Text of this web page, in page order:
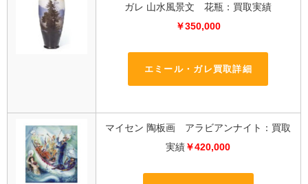
ガレ 山水風景文 花瓶：買取実績
￥350,000
エミール・ガレ買取詳細
マイセン 陶板画 アラビアンナイト：買取
実績 ￥420,000